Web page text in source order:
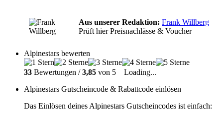
Aus unserer Redaktion: Frank Willberg
Prüft hier Preisnachlässe & Voucher
Alpinestars bewerten
33 Bewertungen /3,85 von 5
Loading...
Alpinestars Gutscheincode & Rabattcode einlösen
Das Einlösen deines Alpinestars Gutscheincodes ist einfach: